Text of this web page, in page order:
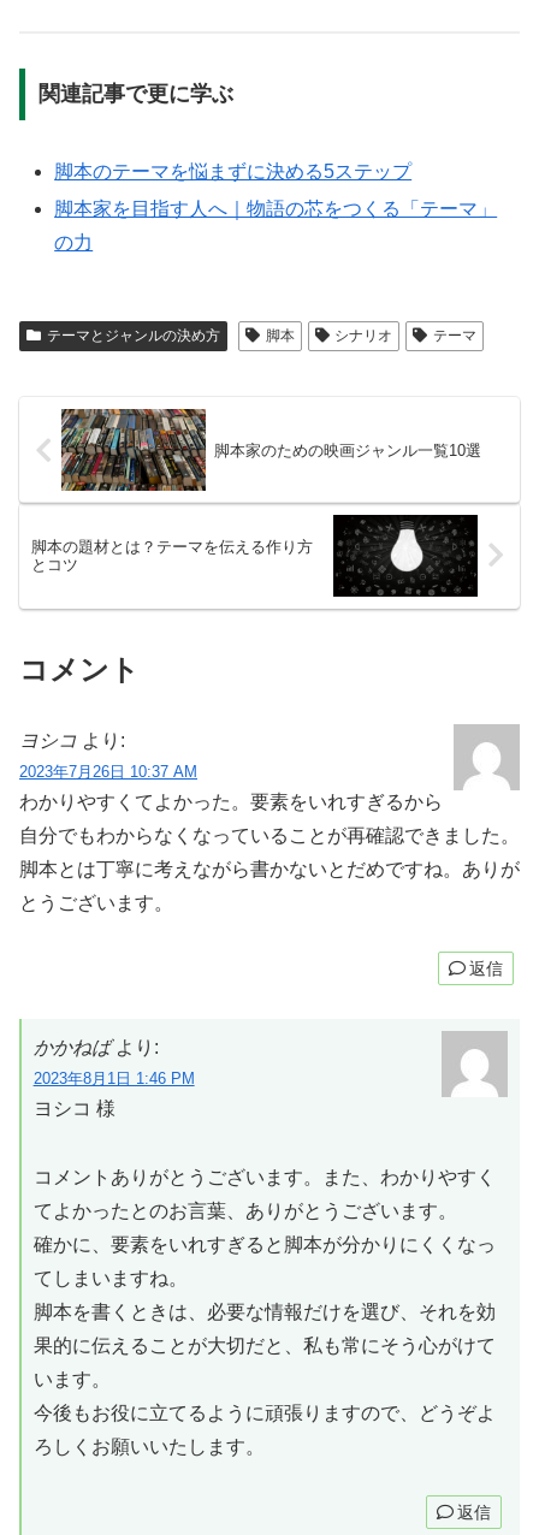
関連記事で更に学ぶ
脚本のテーマを悩まずに決める5ステップ
脚本家を目指す人へ｜物語の芯をつくる「テーマ」
の力
テーマとジャンルの決め方 脚本 シナリオ テーマ
脚本家のための映画ジャンル一覧10選
脚本の題材とは？テーマを伝える作り方
とコツ
コメント
ヨシコ より:
2023年7月26日 10:37 AM
わかりやすくてよかった。要素をいれすぎるから
自分でもわからなくなっていることが再確認できました。
脚本とは丁寧に考えながら書かないとだめですね。ありが
とうございます。
返信
かかねば より:
2023年8月1日 1:46 PM
ヨシコ 様
コメントありがとうございます。また、わかりやすく
てよかったとのお言葉、ありがとうございます。
確かに、要素をいれすぎると脚本が分かりにくくなっ
てしまいますね。
脚本を書くときは、必要な情報だけを選び、それを効
果的に伝えることが大切だと、私も常にそう心がけて
います。
今後もお役に立てるように頑張りますので、どうぞよ
ろしくお願いいたします。
返信